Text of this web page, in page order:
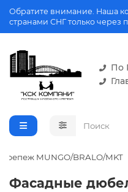
Обратите внимание. Наша
странами СНГ только через
По
Крепеж MUNGO/BRALO/MKT
Фасадные